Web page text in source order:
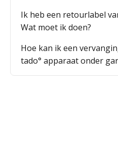
Ik heb een retourlabel
Wat moet ik doen?
Hoe kan ik een
tado° apparaat onder